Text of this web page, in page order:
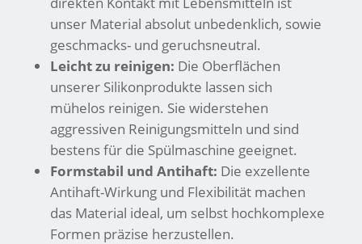
unser Material absolut unbedenklich, sowie
geschmacks- und geruchsneutral.
Leicht zu reinigen: Die Oberflächen
unserer Silikonprodukte lassen sich
mühelos reinigen. Sie widerstehen
aggressiven Reinigungsmitteln und sind
bestens für die Spülmaschine geeignet.
Formstabil und Antihaft: Die exzellente
Antihaft-Wirkung und Flexibilität machen
das Material ideal, um selbst hochkomplexe
Formen präzise herzustellen.